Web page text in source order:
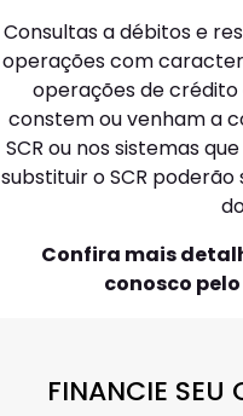
Consultas a débitos e
operações com
operações de
constem ou venham a
SCR ou nos sistemas
substituir o SCR
Confira mais
conosco
FINANCIE SEU